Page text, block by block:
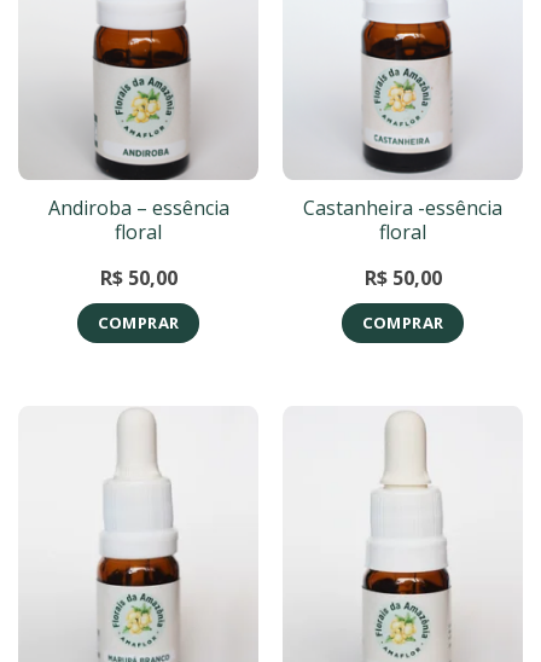
Andiroba – essência
floral
R$50,00
COMPRAR
Castanheira -essência
floral
R$50,00
COMPRAR